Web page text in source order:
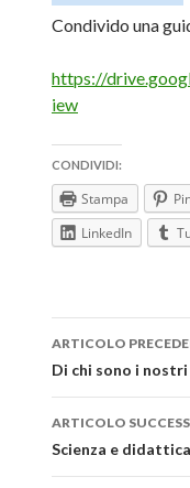
Condivido una
https://
iew
CONDIVIDI:
Stampa
LinkedIn
articolo
ARTICOLO
Di chi sono i
ARTICOLO
Scienza e didattica